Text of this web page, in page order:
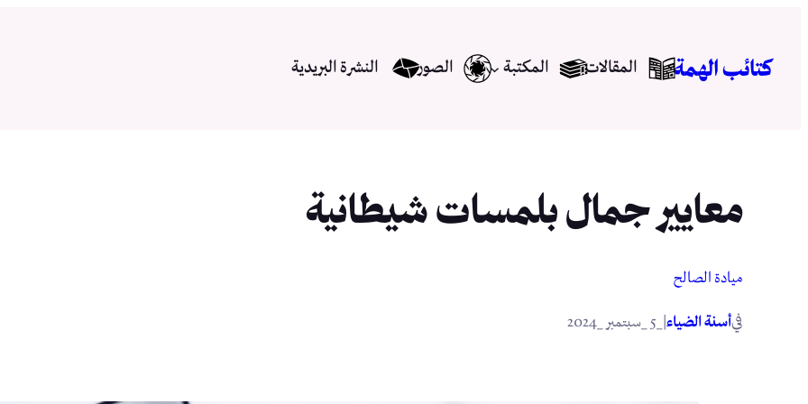
المحتوىكتائب الهمة المقالات المكتبة الصور النشرة البريدية
معايير جمال بلمسات شيطانية
ميادة الصالح
فيأسنة الضياء